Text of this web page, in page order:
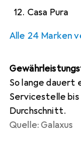
12. Casa Pura
Alle 24 Marken
So lange dauert
Servicestelle
Durchschnitt.
Quelle: Galaxus